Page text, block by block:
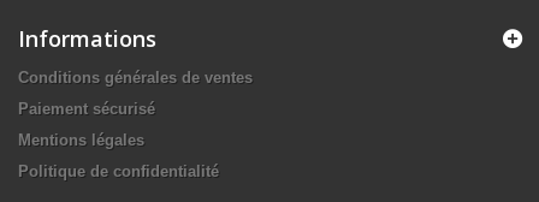
Informations
Conditions générales de ventes
Paiement sécurisé
Mentions légales
Politique de confidentialité